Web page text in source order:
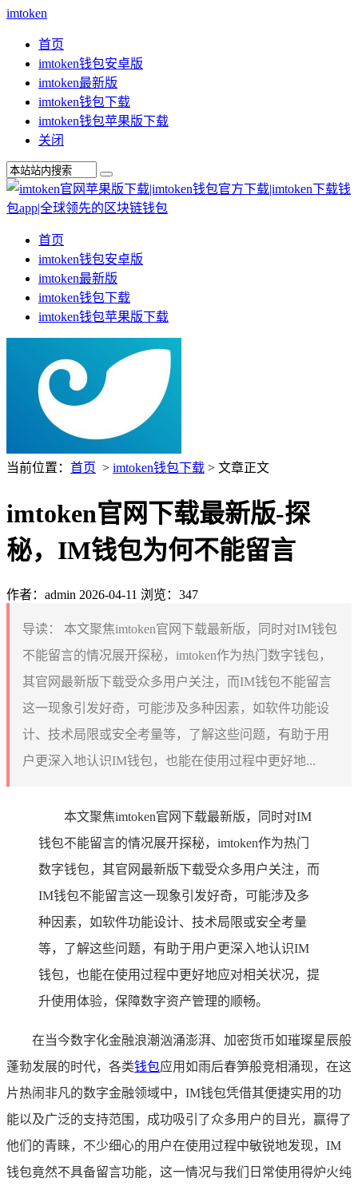
imtoken
首页
imtoken钱包安卓版
imtoken最新版
imtoken钱包下载
imtoken钱包苹果版下载
关闭
首页
imtoken钱包安卓版
imtoken最新版
imtoken钱包下载
imtoken钱包苹果版下载
当前位置： 首页 > imtoken钱包下载 > 文章正文
imtoken官网下载最新版-探
秘，IM钱包为何不能留言
作者：admin 2026-04-11 浏览：347
导读：
本文聚焦imtoken官网下载最新版，同时对IM钱包
不能留言的情况展开探秘，imtoken作为热门数字钱包，
其官网最新版下载受众多用户关注，而IM钱包不能留言
这一现象引发好奇，可能涉及多种因素，如软件功能设
计、技术局限或安全考量等，了解这些问题，有助于用
户更深入地认识IM钱包，也能在使用过程中更好地...
本文聚焦imtoken官网下载最新版，同时对IM
钱包不能留言的情况展开探秘，imtoken作为热门
数字钱包，其官网最新版下载受众多用户关注，而
IM钱包不能留言这一现象引发好奇，可能涉及多
种因素，如软件功能设计、技术局限或安全考量
等，了解这些问题，有助于用户更深入地认识IM
钱包，也能在使用过程中更好地应对相关状况，提
升使用体验，保障数字资产管理的顺畅。
在当今数字化金融浪潮汹涌澎湃、加密货币如璀璨星辰般
蓬勃发展的时代，各类钱包应用如雨后春笋般竞相涌现，在这
片热闹非凡的数字金融领域中，IM钱包凭借其便捷实用的功
能以及广泛的支持范围，成功吸引了众多用户的目光，赢得了
他们的青睐，不少细心的用户在使用过程中敏锐地发现，IM
钱包竟然不具备留言功能，这一情况与我们日常使用得炉火纯